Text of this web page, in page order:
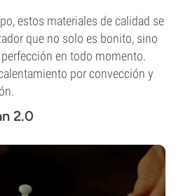
estos materiales de calidad se
que no solo es bonito, sino
en todo momento.
por convección y
2.0